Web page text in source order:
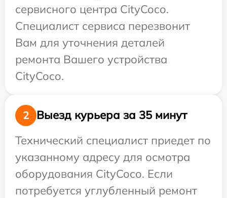
сервисного центра CityCoco.
Специалист сервиса перезвонит
Вам для уточнения деталей
ремонта Вашего устройства
CityCoco.
2
Выезд курьера за 35 минут
Технический специалист приедет по
указанному адресу для осмотра
оборудования CityCoco. Если
потребуется углубленный ремонт